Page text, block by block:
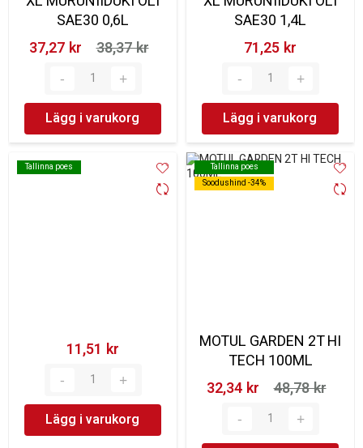
SAE30 0,6L
37,27 kr‎
38,37 kr‎
Lägg i varukorg
SAE30 1,4L
71,25 kr‎
Lägg i varukorg
Tallinna poes
Tallinna poes
11,51 kr‎
Lägg i varukorg
Tallinna poes
Soodushind -34%
Tallinna poes
Soodushind -34%
MOTUL GARDEN 2T HI
TECH 100ML
32,34 kr‎
48,78 kr‎